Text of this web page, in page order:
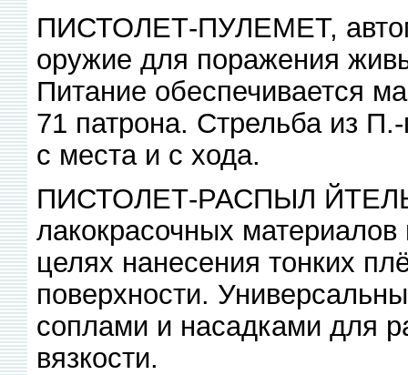
ПИСТОЛЕТ-ПУЛЕМЕТ,
оружие для поражения
Питание обеспечивается
71 патрона. Стрельба из
с места и с хода.
ПИСТОЛЕТ-РАСПЫЛ ЙТЕЛЬ,
лакокрасочных материалов
целях нанесения тонких
поверхности.
соплами и насадками для
вязкости.